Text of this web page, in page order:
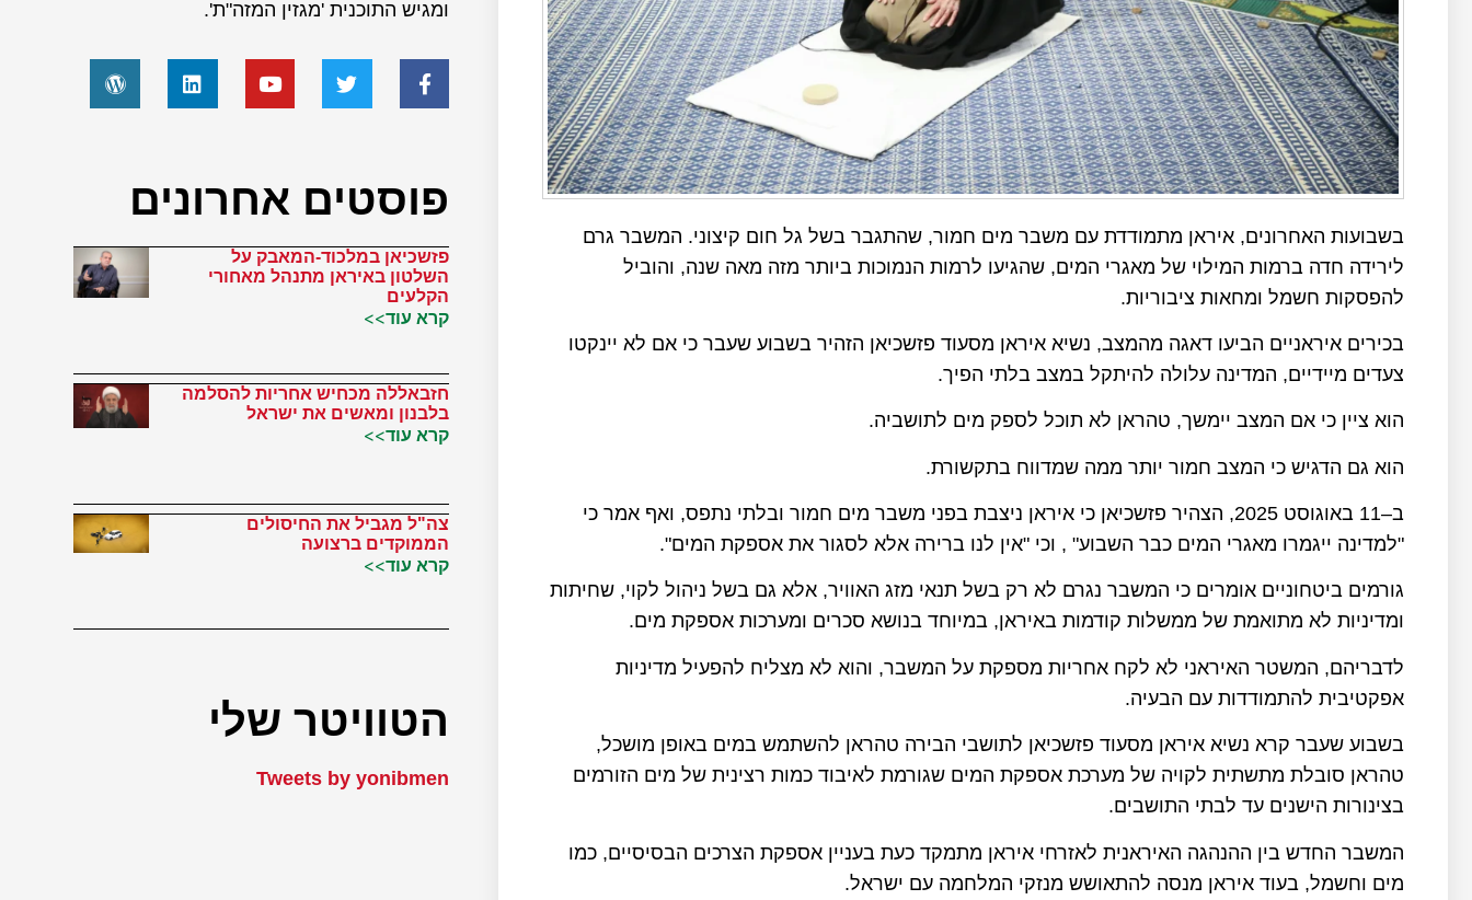
בשבועות האחרונים, איראן מתמודדת עם משבר מים חמור, שהתגבר בשל גל חום קיצוני. המשבר גרם
לירידה חדה ברמות המילוי של מאגרי המים, שהגיעו לרמות הנמוכות ביותר מזה מאה שנה, והוביל
להפסקות חשמל ומחאות ציבוריות.
בכירים איראניים הביעו דאגה מהמצב, נשיא איראן מסעוד פזשכיאן הזהיר בשבוע שעבר כי אם לא יינקטו
צעדים מיידיים, המדינה עלולה להיתקל במצב בלתי הפיך.
הוא ציין כי אם המצב יימשך, טהראן לא תוכל לספק מים לתושביה.
הוא גם הדגיש כי המצב חמור יותר ממה שמדווח בתקשורת.
ב–11 באוגוסט 2025, הצהיר פזשכיאן כי איראן ניצבת בפני משבר מים חמור ובלתי נתפס, ואף אמר כי
"למדינה ייגמרו מאגרי המים כבר השבוע" , וכי "אין לנו ברירה אלא לסגור את אספקת המים".
גורמים ביטחוניים אומרים כי המשבר נגרם לא רק בשל תנאי מזג האוויר, אלא גם בשל ניהול לקוי, שחיתות
ומדיניות לא מתואמת של ממשלות קודמות באיראן, במיוחד בנושא סכרים ומערכות אספקת מים.
לדבריהם, המשטר האיראני לא לקח אחריות מספקת על המשבר, והוא לא מצליח להפעיל מדיניות
אפקטיבית להתמודדות עם הבעיה.
בשבוע שעבר קרא נשיא איראן מסעוד פזשכיאן לתושבי הבירה טהראן להשתמש במים באופן מושכל,
טהראן סובלת מתשתית לקויה של מערכת אספקת המים שגורמת לאיבוד כמות רצינית של מים הזורמים
בצינורות הישנים עד לבתי התושבים.
המשבר החדש בין ההנהגה האיראנית לאזרחי איראן מתמקד כעת בעניין אספקת הצרכים הבסיסיים, כמו
מים וחשמל, בעוד איראן מנסה להתאושש מנזקי המלחמה עם ישראל.
ומגיש התוכנית 'מגזין המזה"ת'.
פוסטים אחרונים
פזשכיאן במלכוד-המאבק על
השלטון באיראן מתנהל מאחורי
הקלעים
קרא עוד>>
חזבאללה מכחיש אחריות להסלמה
בלבנון ומאשים את ישראל
קרא עוד>>
צה"ל מגביל את החיסולים
הממוקדים ברצועה
קרא עוד>>
הטוויטר שלי
Tweets by yonibmen